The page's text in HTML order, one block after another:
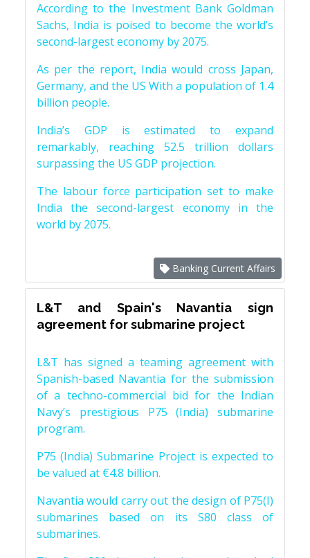
According to the Investment Bank Goldman
Sachs, India is poised to become the world’s
second-largest economy by 2075.
As per the report, India would cross Japan,
Germany, and the US With a population of 1.4
billion people.
India’s GDP is estimated to expand
remarkably, reaching 52.5 trillion dollars
surpassing the US GDP projection.
The labour force participation set to make
India the second-largest economy in the
world by 2075.
Banking Current Affairs
L&T and Spain's Navantia sign
agreement for submarine project
L&T has signed a teaming agreement with
Spanish-based Navantia for the submission
of a techno-commercial bid for the Indian
Navy’s prestigious P75 (India) submarine
program.
P75 (India) Submarine Project is expected to
be valued at €4.8 billion.
Navantia would carry out the design of P75(I)
submarines based on its S80 class of
submarines.